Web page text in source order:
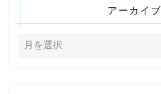
アーカイブ